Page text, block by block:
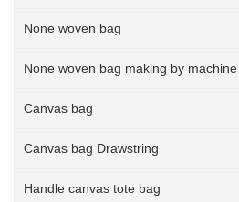
None woven bag
None woven bag making by machine
Canvas bag
Canvas bag Drawstring
Handle canvas tote bag